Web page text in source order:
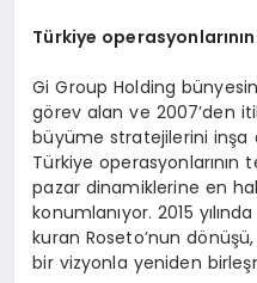
Türkiye
Gi Group Holding
görev alan ve 2007’den
büyüme stratejilerini inşa
Türkiye
pazar dinamiklerine en
konumlanıyor. 2015
kuran Roseto’nun
bir vizyonla yeniden